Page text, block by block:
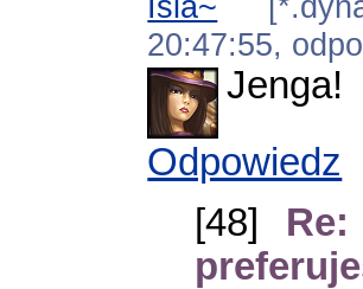
20:47:55,
Jenga!
Odpowiedz
[48]